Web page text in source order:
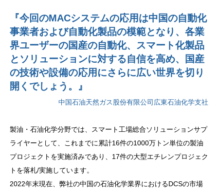
『今回のMACシステムの応用は中国の自動化
事業者および自動化製品の模範となり、各業
界ユーザーの国産の自動化、スマート化製品
とソリューションに対する自信を高め、国産
の技術や設備の応用にさらに広い世界を切り
開くでしょう。』
中国石油天然ガス股份有限公司広東石油化学支社
製油・石油化学分野では、スマート工場総合ソリューションサプ
ライヤーとして、これまでに累計16件の1000万トン単位の製油
プロジェクトを実施済みであり、17件の大型エチレンプロジェク
トを落札/実施しています。
2022年末現在、弊社の中国の石油化学業界におけるDCSの市場